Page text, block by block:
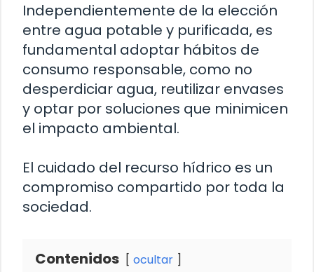
Independientemente de la elección
entre agua potable y purificada, es
fundamental adoptar hábitos de
consumo responsable, como no
desperdiciar agua, reutilizar envases
y optar por soluciones que minimicen
el impacto ambiental.
El cuidado del recurso hídrico es un
compromiso compartido por toda la
sociedad.
Contenidos ocultar